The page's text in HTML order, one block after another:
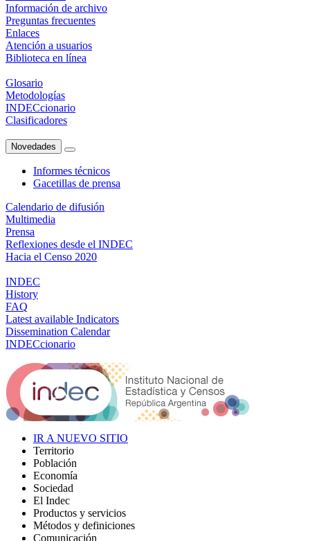
Información de archivo
Preguntas frecuentes
Enlaces
Atención a usuarios
Biblioteca en línea
Glosario
Metodologías
INDECcionario
Clasificadores
Novedades
Informes técnicos
Gacetillas de prensa
Calendario de difusión
Multimedia
Prensa
Reflexiones desde el INDEC
Hacia el Censo 2020
INDEC
History
FAQ
Latest available Indicators
Dissemination Calendar
INDECcionario
IR A NUEVO SITIO
Territorio
Población
Economía
Sociedad
El Indec
Productos y servicios
Métodos y definiciones
Comunicación